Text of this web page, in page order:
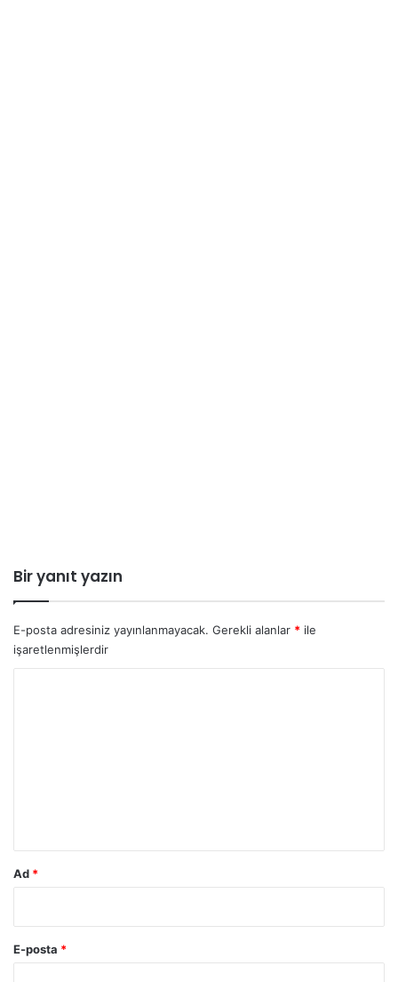
Bir yanıt yazın
E-posta adresiniz yayınlanmayacak. Gerekli alanlar * ile
işaretlenmişlerdir
Ad *
E-posta *